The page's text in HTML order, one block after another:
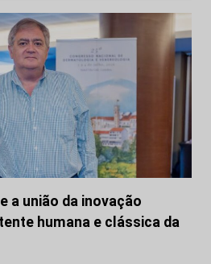
a união da inovação
humana e clássica da